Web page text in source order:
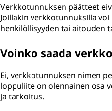
Verkkotunnuksen päätteet
Joillakin verkkotunnuksilla
henkilöllisyyden tai aitouden
Voinko saada
Ei, verkkotunnuksen nimen
loppuliite on olennainen osa
ja tarkoitus.